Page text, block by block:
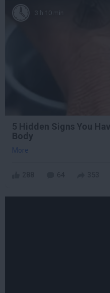
3 h 10 min
5 Hidden Signs You
Body
More